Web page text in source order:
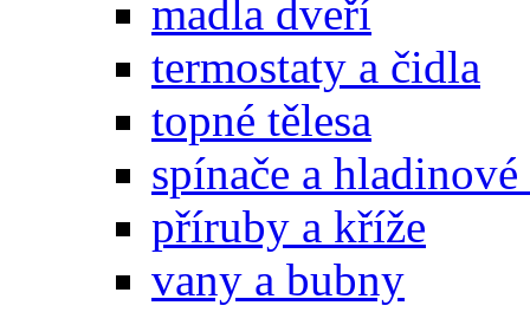
madla dveří
termostaty a čidla
topné tělesa
spínače a hladinové
příruby a kříže
vany a bubny